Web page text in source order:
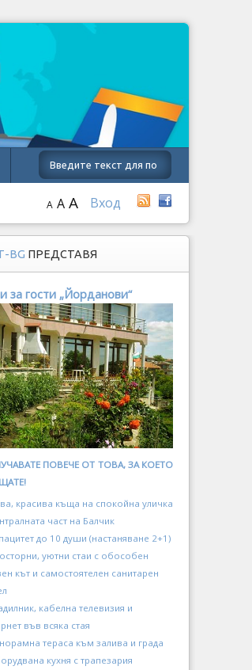
Вход
A A A
BG ПРЕДСТАВЯ
за гости „Йорданови“
ПОВЕЧЕ ОТ ТОВА, ЗА КОЕТО
красива къща на спокойна уличка
част на Балчик
до 10 души (настаняване 2+1)
уютни стаи с обособен
кът и самостоятелен санитарен
кабелна телевизия и
във всяка стая
тераса към залива и града
кухня с трапезария